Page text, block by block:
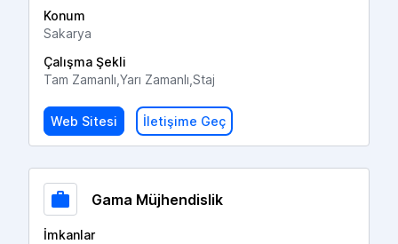
Konum
Sakarya
Çalışma Şekli
Tam Zamanlı,Yarı Zamanlı,Staj
Web Sitesi İletişime Geç
Gama Müjhendislik
İmkanlar